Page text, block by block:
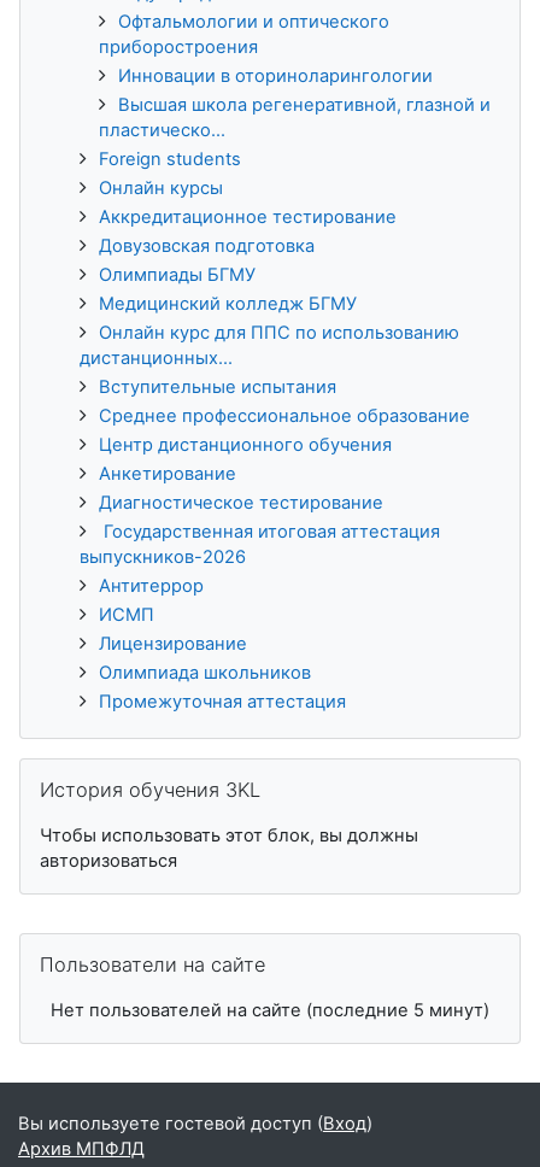
Офтальмологии и оптического
приборостроения
Инновации в оториноларингологии
Высшая школа регенеративной, глазной и
пластическо...
Foreign students
Онлайн курсы
Аккредитационное тестирование
Довузовская подготовка
Олимпиады БГМУ
Медицинский колледж БГМУ
Онлайн курс для ППС по использованию
дистанционных...
Вступительные испытания
Среднее профессиональное образование
Центр дистанционного обучения
Анкетирование
Диагностическое тестирование
Государственная итоговая аттестация
выпускников-2026
Антитеррор
ИСМП
Лицензирование
Олимпиада школьников
Промежуточная аттестация
История обучения 3KL
Чтобы использовать этот блок, вы должны
авторизоваться
Пользователи на сайте
Нет пользователей на сайте (последние 5 минут)
Вы используете гостевой доступ (Вход)
Архив МПФЛД